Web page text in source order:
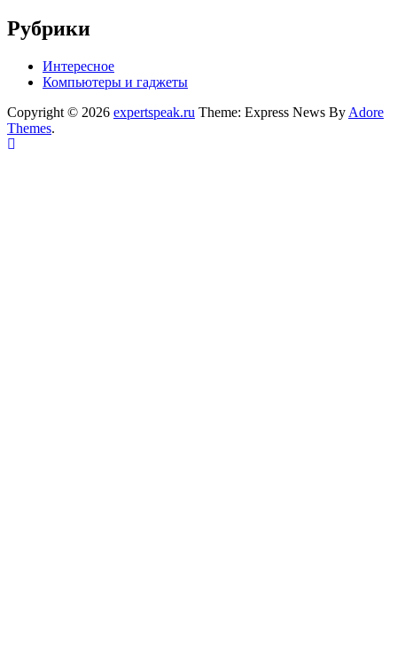
Рубрики
Интересное
Компьютеры и гаджеты
Copyright © 2026 expertspeak.ru Theme: Express News By Adore
Themes.